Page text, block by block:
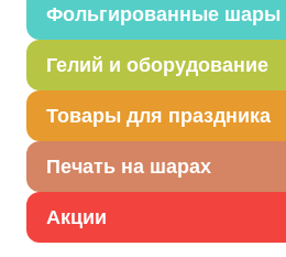
Фольгированные шары
Гелий и оборудование
Товары для праздника
Печать на шарах
Акции
Товар из коллекции